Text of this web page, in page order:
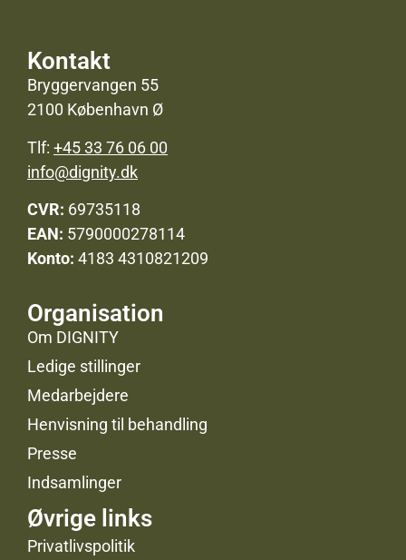
Kontakt
Bryggervangen 55
2100 København Ø
Tlf: +45 33 76 06 00
info@dignity.dk
CVR: 69735118
EAN: 5790000278114
Konto: 4183 4310821209
Organisation
Om DIGNITY
Ledige stillinger
Medarbejdere
Henvisning til behandling
Presse
Indsamlinger
Øvrige links
Privatlivspolitik